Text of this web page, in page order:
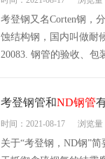
考登钢又名Corten钢，
蚀结构钢，国内叫做耐
20083. 钢管的验收、包
考登钢管和ND钢管
时间：2021-08-17 浏览量
关于“考登钢，ND钢”